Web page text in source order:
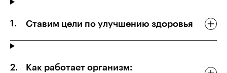
Ставим цели по улучшению здоровья
Как работает организм: